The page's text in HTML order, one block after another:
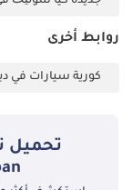
روابط أخرى
كورية سيارات في
المميز، يُمثّل فرصةً
خبراء السوق. يُرجى